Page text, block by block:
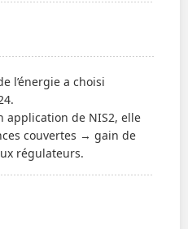
l’énergie a choisi
application de NIS2, elle
couvertes → gain de
régulateurs.